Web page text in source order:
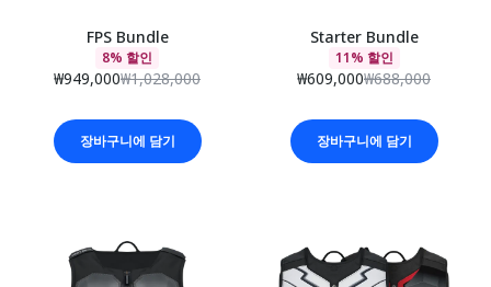
FPS Bundle
8% 할인
₩949,000₩1,028,000
장바구니에 담기
Starter Bundle
11% 할인
₩609,000₩688,000
장바구니에 담기